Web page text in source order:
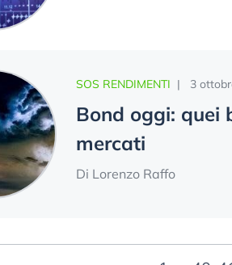
SOS RENDIMENTI | 3
Bond oggi: quei
mercati
Di Lorenzo Raffo